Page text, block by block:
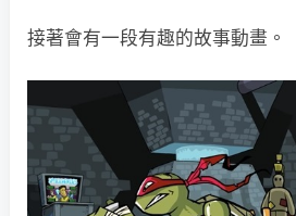
接著會有一段有趣的故事動畫。